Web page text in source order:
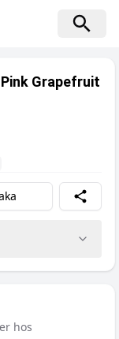
Grapefruit
Dela
hos